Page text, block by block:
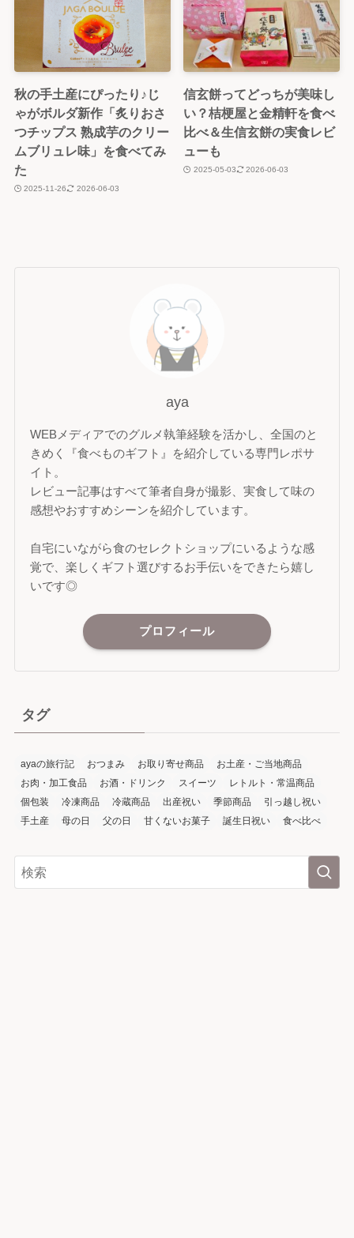
秋の手土産にぴったり♪じ
ゃがボルダ新作「炙りおさ
つチップス 熟成芋のクリー
ムブリュレ味」を食べてみ
た
2025-11-26 2026-06-03
信玄餅ってどっちが美味し
い？桔梗屋と金精軒を食べ
比べ＆生信玄餅の実食レビ
ューも
2025-05-03 2026-06-03
aya
WEBメディアでのグルメ執筆経験を活かし、全国のと
きめく『食べものギフト』を紹介している専門レポサ
イト。
レビュー記事はすべて筆者自身が撮影、実食して味の
感想やおすすめシーンを紹介しています。
自宅にいながら食のセレクトショップにいるような感
覚で、楽しくギフト選びするお手伝いをできたら嬉し
いです◎
プロフィール
タグ
ayaの旅行記 おつまみ お取り寄せ商品
お土産・ご当地商品
お肉・加工食品
お酒・ドリンク スイーツ
レトルト・常温商品
個包装
冷凍商品 冷蔵商品 出産祝い 季節商品
引っ越し祝い
手土産
母の日 父の日 甘くないお菓子 誕生日祝い 食べ比べ